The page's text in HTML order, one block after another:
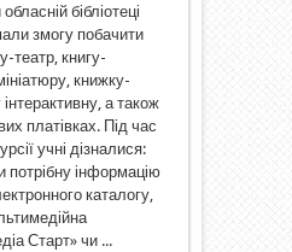
бібліотеці
змогу побачити
театр, книгу-
книжку-
а також
платівках. Під час
учні дізналися:
потрібну інформацію
каталогу,
Старт» чи ...